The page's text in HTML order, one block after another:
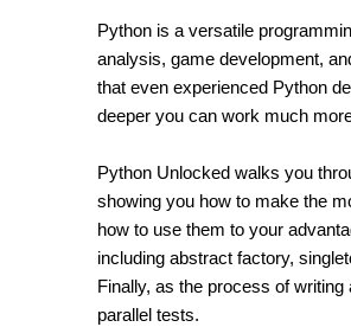
Python is a versatile
analysis, game development,
that even experienced Python
deeper you can work much
Python Unlocked walks you
showing you how to make the
how to use them to your
including abstract factory,
Finally, as the process of
parallel tests.